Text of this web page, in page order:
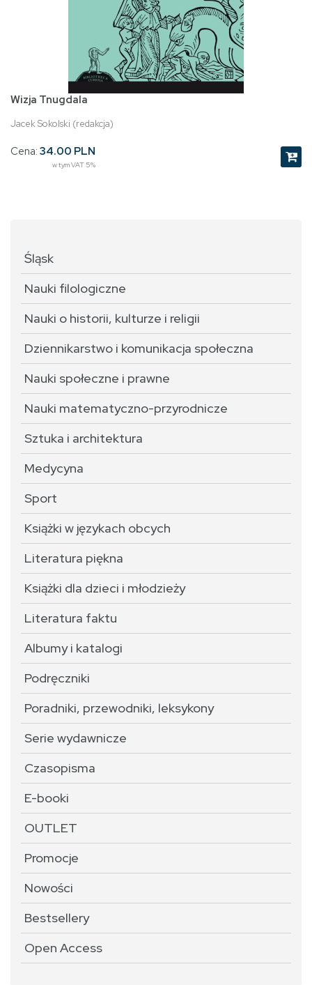
Wizja Tnugdala
Jacek Sokolski (redakcja)
Cena: 34.00 PLN
w tym VAT 5%
Śląsk
Nauki filologiczne
Nauki o historii, kulturze i religii
Dziennikarstwo i komunikacja społeczna
Nauki społeczne i prawne
Nauki matematyczno-przyrodnicze
Sztuka i architektura
Medycyna
Sport
Książki w językach obcych
Literatura piękna
Książki dla dzieci i młodzieży
Literatura faktu
Albumy i katalogi
Podręczniki
Poradniki, przewodniki, leksykony
Serie wydawnicze
Czasopisma
E-booki
OUTLET
Promocje
Nowości
Bestsellery
Open Access